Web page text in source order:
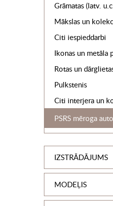
Grāmatas (latv.
Mākslas un
Citi iespieddarbi
Ikonas un metāla
Rotas un
Pulkstenis
Citi interjera un
PSRS mēroga
IZSTRĀDĀJUMS
MODEĻIS